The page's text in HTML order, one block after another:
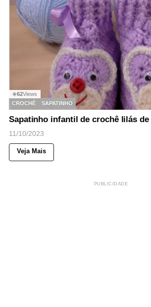
◉62Views
CROCHÊ
SAPATINHO
Sapatinho infantil de crochê lilás
11/10/2023
Veja Mais
PUBLICIDADE